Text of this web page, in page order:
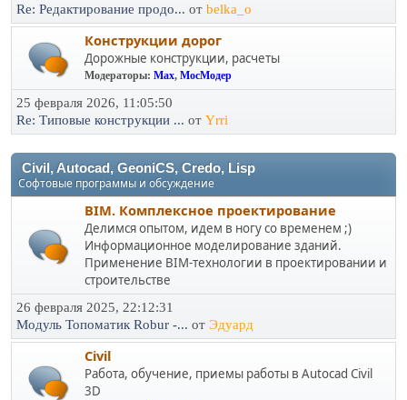
Re: Редактирование продо... от belka_o
Конструкции дорог
Дорожные конструкции, расчеты
Модераторы: Max, МосМодер
25 февраля 2026, 11:05:50
Re: Типовые конструкции ... от Yrri
Civil, Autocad, GeoniCS, Credo, Lisp
Софтовые программы и обсуждение
BIM. Комплексное проектирование
Делимся опытом, идем в ногу со временем ;)
Информационное моделирование зданий.
Применение BIM-технологии в проектировании и
строительстве
26 февраля 2025, 22:12:31
Модуль Топоматик Robur -... от Эдуард
Civil
Работа, обучение, приемы работы в Autocad Civil
3D